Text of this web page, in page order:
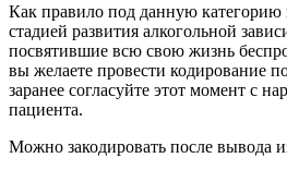
Как правило под данную
стадией развития алкогольной
посвятившие всю свою жизнь
вы желаете провести кодирование
заранее согласуйте этот момент с
пациента.
Можно закодировать после вывода